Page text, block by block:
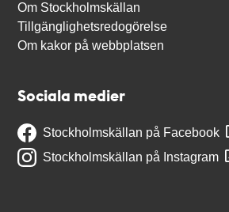
Om Stockholmskällan
Tillgänglighetsredogörelse
Om kakor på webbplatsen
Sociala medier
Stockholmskällan på Facebook
Stockholmskällan på Instagram